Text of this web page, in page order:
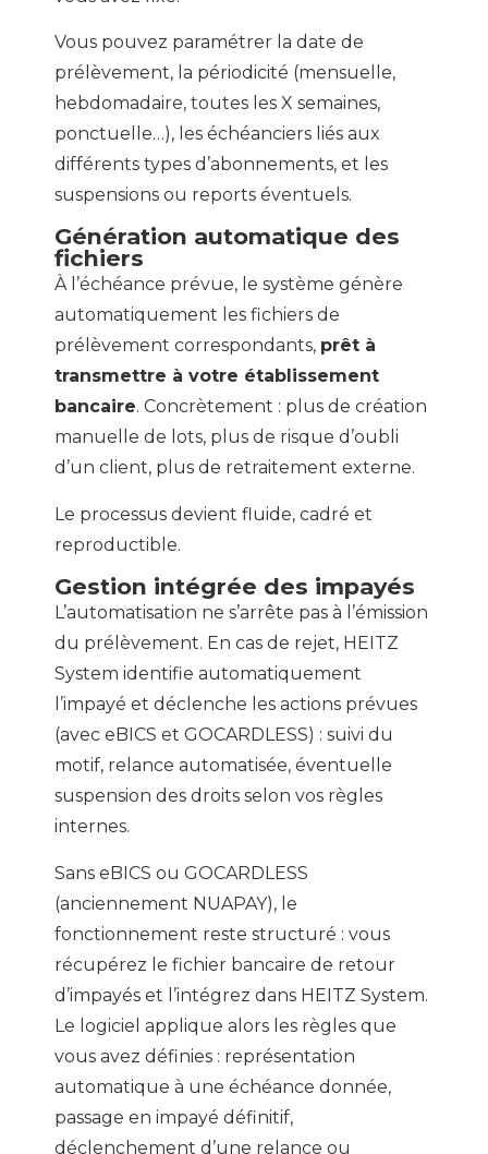
Vous pouvez paramétrer la date de
prélèvement, la périodicité (mensuelle,
hebdomadaire, toutes les X semaines,
ponctuelle…), les échéanciers liés aux
différents types d’abonnements, et les
suspensions ou reports éventuels.
Génération automatique des
fichiers
À l’échéance prévue, le système génère
automatiquement les fichiers de
prélèvement correspondants, prêt à
transmettre à votre établissement
bancaire. Concrètement : plus de création
manuelle de lots, plus de risque d’oubli
d’un client, plus de retraitement externe.
Le processus devient fluide, cadré et
reproductible.
Gestion intégrée des impayés
L’automatisation ne s’arrête pas à l’émission
du prélèvement. En cas de rejet, HEITZ
System identifie automatiquement
l’impayé et déclenche les actions prévues
(avec eBICS et GOCARDLESS) : suivi du
motif, relance automatisée, éventuelle
suspension des droits selon vos règles
internes.
Sans eBICS ou GOCARDLESS
(anciennement NUAPAY), le
fonctionnement reste structuré : vous
récupérez le fichier bancaire de retour
d’impayés et l’intégrez dans HEITZ System.
Le logiciel applique alors les règles que
vous avez définies : représentation
automatique à une échéance donnée,
passage en impayé définitif,
déclenchement d’une relance ou